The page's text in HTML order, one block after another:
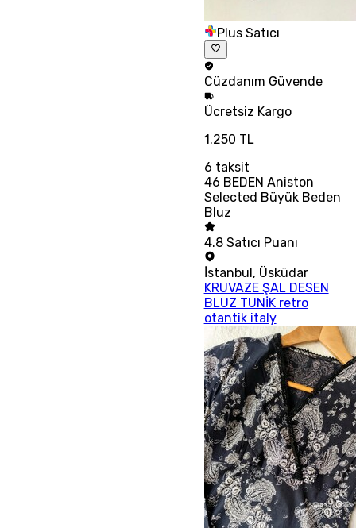
Plus Satıcı
Cüzdanım Güvende
Ücretsiz Kargo
1.250 TL
6 taksit
46 BEDEN Aniston
Selected Büyük Beden
Bluz
4.8 Satıcı Puanı
İstanbul, Üsküdar
KRUVAZE ŞAL DESEN
BLUZ TUNİK retro
otantik italy